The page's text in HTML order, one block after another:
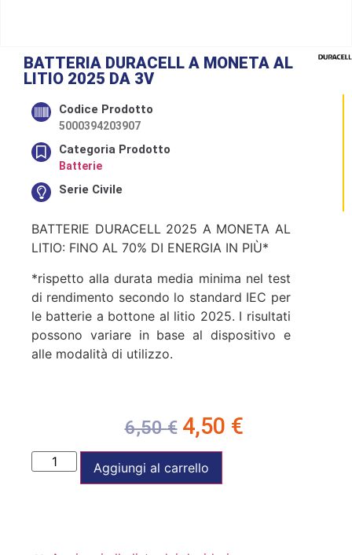
BATTERIA DURACELL A MONETA AL
LITIO 2025 DA 3V
Codice Prodotto
5000394203907
Categoria Prodotto
Batterie
Serie Civile
BATTERIE DURACELL 2025 A MONETA AL
LITIO: FINO AL 70% DI ENERGIA IN PIÙ*
*rispetto alla durata media minima nel test
di rendimento secondo lo standard IEC per
le batterie a bottone al litio 2025. I risultati
possono variare in base al dispositivo e
alle modalità di utilizzo.
6,50€ 4,50 €
Aggiungi al carrello